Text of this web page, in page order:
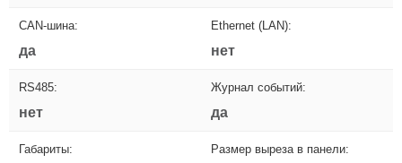
CAN-шина:
да
Ethernet (LAN):
нет
RS485:
нет
Журнал событий:
да
Габариты: Размер выреза в панели: